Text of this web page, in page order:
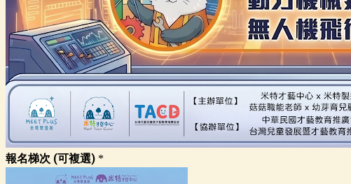
報名梯次 (可複選) *